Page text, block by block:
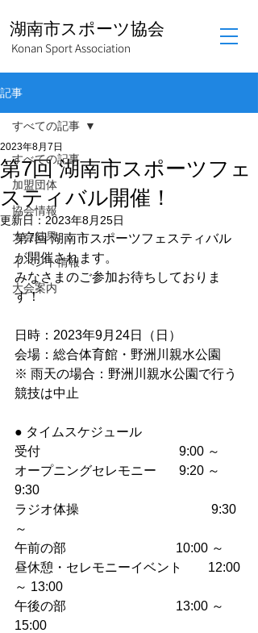
湖南市スポーツ協会
Konan Sport Association
記事
すべての記事
加盟団体
協会情報
大会結果
イベント情報
大会案内
すべての記事
第7回 湖南市スポーツフェ
スティバル開催！
2023年8月7日
更新日：2023年8月25日
第7回 湖南市スポーツフェスティバル
が開催されます。
みなさまのご参加お待ちしておりま
す！
日時：2023年9月24日（日）
会場：総合体育館・野洲川親水公園
※ 雨天の場合：野洲川親水公園で行う
競技は中止
● タイムスケジュール
受付					 9:00 ～
オープニングセレモニー	 9:20 ～
9:30
ラジオ体操				 9:30
～
午前の部				10:00 ～
昼休憩・セレモニーイベント	12:00
～ 13:00
午後の部				13:00 ～
15:00